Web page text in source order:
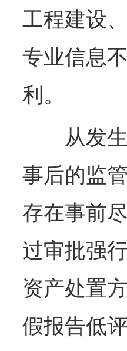
工程建设
专业信息
利。
从发生
事后的监
存在事前
过审批强
资产处置
假报告低